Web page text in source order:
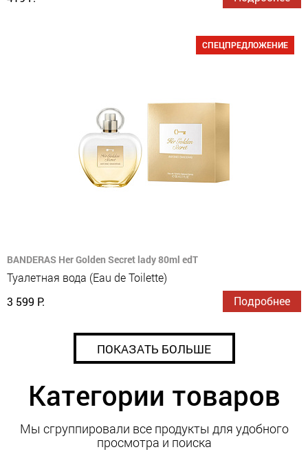
СПЕЦПРЕДЛОЖЕНИЕ
BANDERAS Her Golden Secret lady 80ml edT
Туалетная вода (Eau de Toilette)
3 599 Р.
Подробнее
ПОКАЗАТЬ БОЛЬШЕ
Категории товаров
Мы сгруппировали все продукты для удобного
просмотра и поиска